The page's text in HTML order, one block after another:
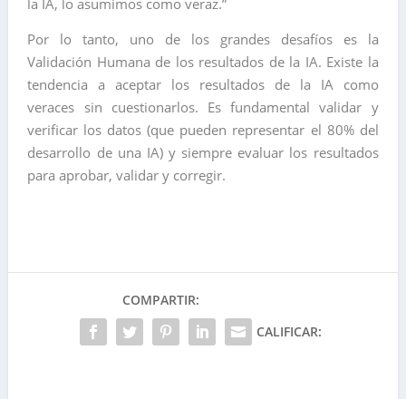
la IA, lo asumimos como veraz.”
Por lo tanto, uno de los grandes desafíos es la
Validación Humana de los resultados de la IA. Existe la
tendencia a aceptar los resultados de la IA como
veraces sin cuestionarlos. Es fundamental validar y
verificar los datos (que pueden representar el 80% del
desarrollo de una IA) y siempre evaluar los resultados
para aprobar, validar y corregir.
COMPARTIR:
CALIFICAR: